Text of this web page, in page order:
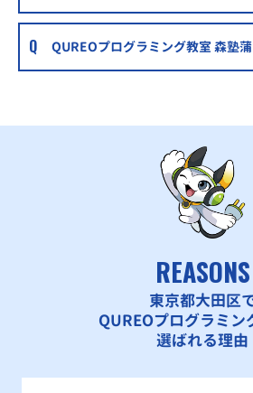
QUREOプログラミング教室 森塾
REASONS
東京都大田区
QUREOプログラミン
選ばれる理由